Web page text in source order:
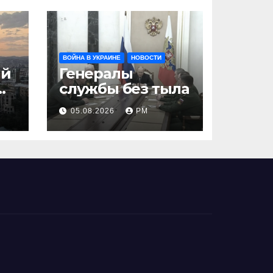
ВОЙНА В УКРАИНЕ НОВОСТИ
Генералы
службы без тыла
05.08.2026 РМ